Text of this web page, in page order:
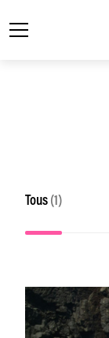
Tous (1)